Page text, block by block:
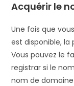
Acquérir le
Une fois que
est disponible, la
Vous pouvez le
registrar si le
nom de